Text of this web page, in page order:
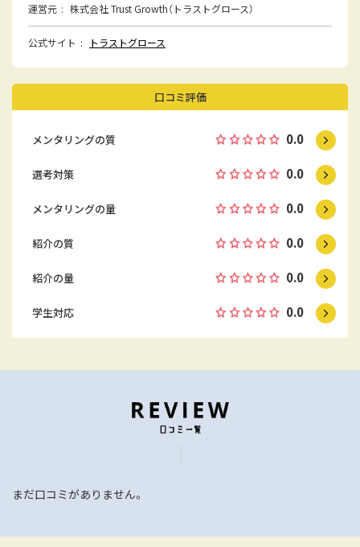
運営元 株式会社 Trust Growth（トラストグロース）
公式サイト トラストグロース
口コミ評価
メンタリングの質 0.0
選考対策 0.0
メンタリングの量 0.0
紹介の質 0.0
紹介の量 0.0
学生対応 0.0
まだ口コミがありません。